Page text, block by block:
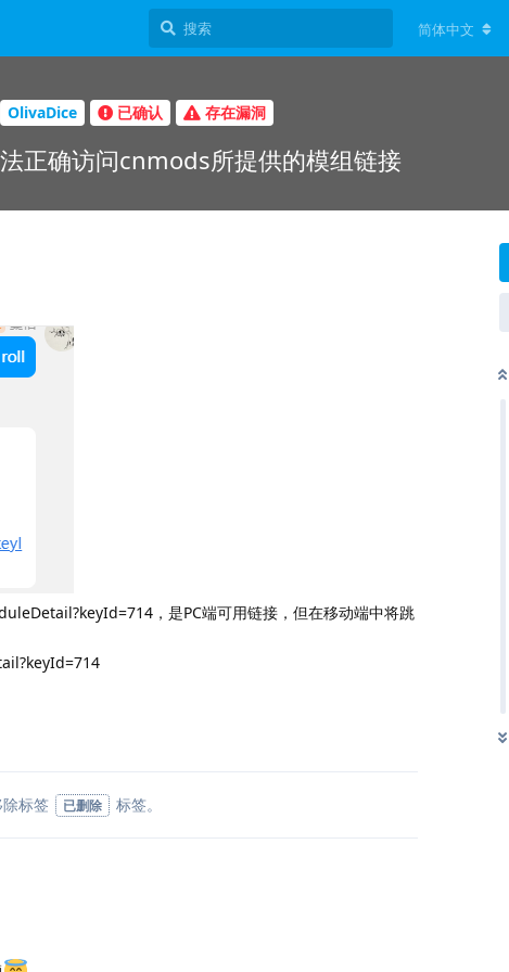
简体中文
OlivaDice 已确认 存在漏洞
正确访问cnmods所提供的模组链接
，是PC端可用链接，但在移动端中将跳
标签 已删除 标签。